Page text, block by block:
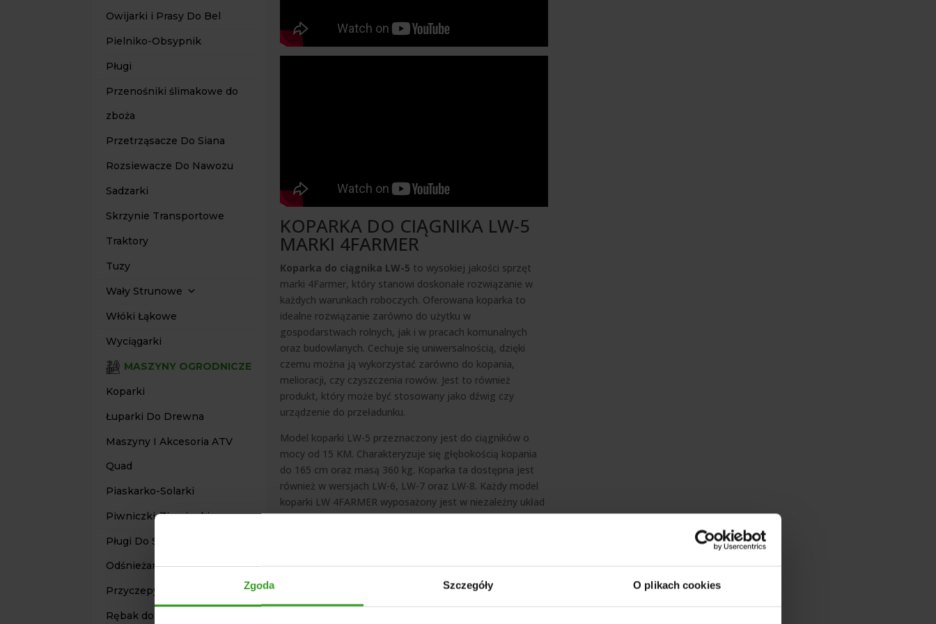
Zgoda Szczegóły O plikach cookies
Owijarki i Prasy Do Bel
Pielniko-Obsypnik
Pługi
Przenośniki ślimakowe do
zboża
Przetrząsacze Do Siana
Rozsiewacze Do Nawozu
Sadzarki
Skrzynie Transportowe
Traktory
Tuzy
Wały Strunowe
Włóki Łąkowe
Wyciągarki
MASZYNY OGRODNICZE
Koparki
Łuparki Do Drewna
Maszyny I Akcesoria ATV
Quad
Piaskarko-Solarki
Piwniczki-Ziemianki
Pługi Do Śniegu /
Odśnieżarki
Przyczepy
Rębak do gałęzi
KOPARKA DO CIĄGNIKA LW-5
MARKI 4FARMER
Koparka do ciągnika LW-5 to wysokiej jakości sprzęt
marki 4Farmer, który stanowi doskonałe rozwiązanie w
każdych warunkach roboczych. Oferowana koparka to
idealne rozwiązanie zarówno do użytku w
gospodarstwach rolnych, jak i w pracach komunalnych
oraz budowlanych. Cechuje się uniwersalnością, dzięki
czemu można ją wykorzystać zarówno do kopania,
melioracji, czy czyszczenia rowów. Jest to również
produkt, który może być stosowany jako dźwig czy
urządzenie do przeładunku.
Model koparki LW-5 przeznaczony jest do ciągników o
mocy od 15 KM. Charakteryzuje się głębokością kopania
do 165 cm oraz masą 360 kg. Koparka ta dostępna jest
również w wersjach LW-6, LW-7 oraz LW-8. Każdy model
koparki LW 4FARMER wyposażony jest w niezależny układ
hydrauliczny z własną pompą CBN-F320. Zapewnia to
Oferowanakoparka do ciągnika LW-5